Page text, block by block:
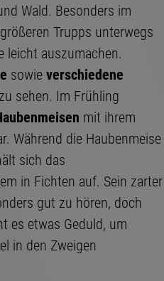
Wald. Besonders im
Trupps unterwegs
leicht auszumachen.
sowieverschiedene
sehen. Im Frühling
mit ihrem
Während die Haubenmeise
sich das
in Fichten auf. Sein zarter
gut zu hören, doch
es etwas Geduld, um
in den Zweigen